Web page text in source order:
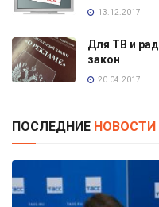
13.12.2017
Для ТВ и
закон
20.04.2017
ПОСЛЕДНИЕ НОВОСТИ